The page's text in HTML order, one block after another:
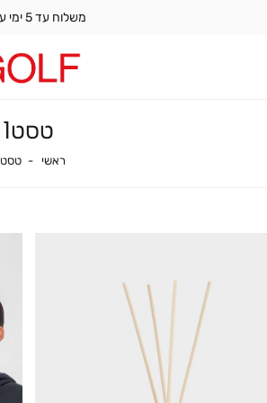
משלוח עד 5 ימי עסקים
טסט1
ראשי ראשיטסט1